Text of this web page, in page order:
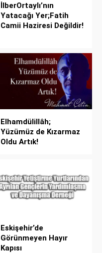
İlberOrtaylı’nın
Yatacağı Yer;Fatih
Camii Haziresi Değildir!
Elhamdülillâh;
Yüzümüz de Kızarmaz
Oldu Artık!
Eskişehir’de
Görünmeyen Hayır
Kapısı